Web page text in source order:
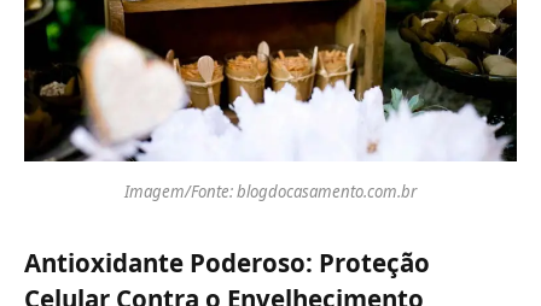
Imagem/Fonte: blogdocasamento.com.br
Antioxidante Poderoso: Proteção
Celular Contra o Envelhecimento